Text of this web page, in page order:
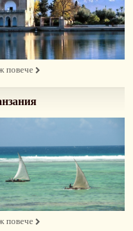
повече
повече